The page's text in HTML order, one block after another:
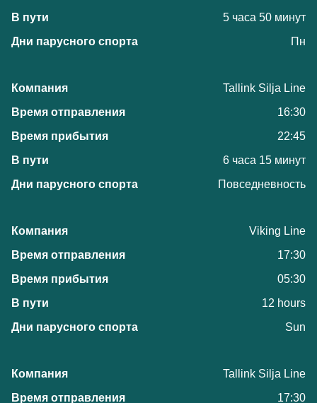
5 часа 50 минут
Пн
Tallink Silja Line
16:30
22:45
6 часа 15 минут
Повседневность
Viking Line
17:30
05:30
12 hours
Sun
Tallink Silja Line
17:30